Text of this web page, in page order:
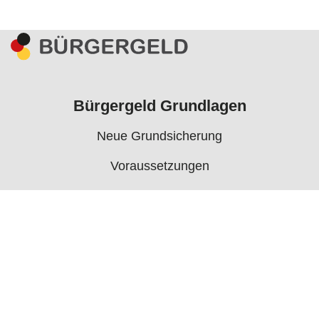
Bürgergeld Grundlagen
Neue Grundsicherung
Voraussetzungen